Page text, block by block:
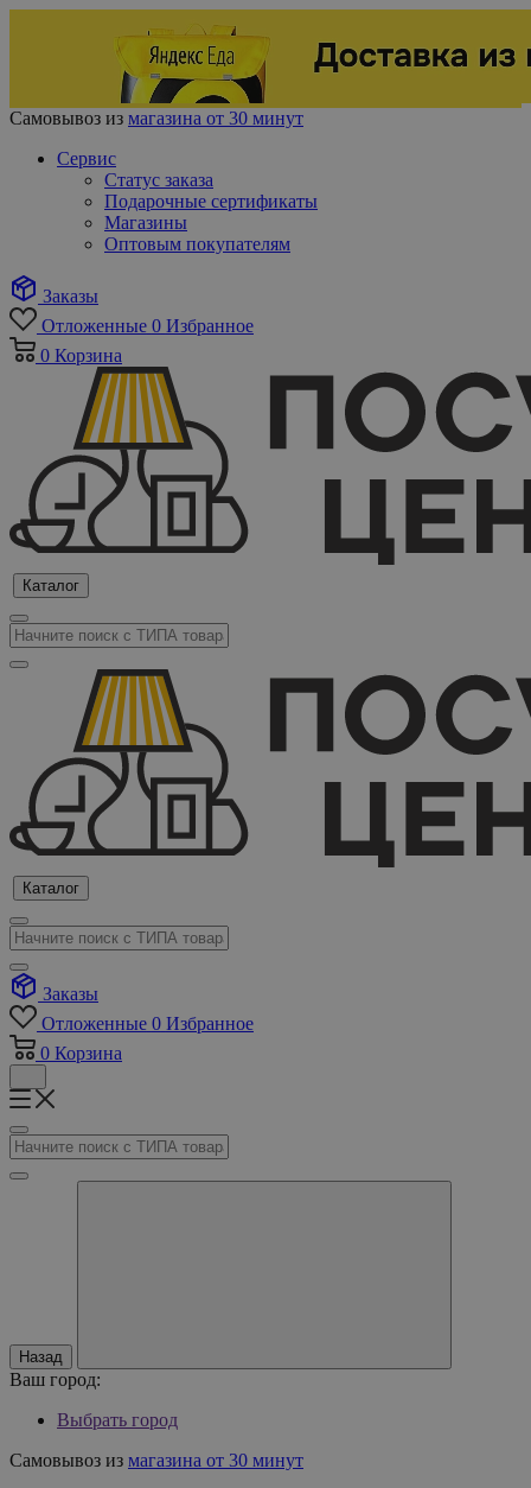
Самовывоз из магазина от 30 минут
Сервис
Статус заказа
Подарочные сертификаты
Магазины
Оптовым покупателям
Заказы
Отложенные 0 Избранное
0 Корзина
Каталог
Каталог
Заказы
Отложенные 0 Избранное
0 Корзина
Назад
Ваш город:
Выбрать город
Самовывоз из магазина от 30 минут